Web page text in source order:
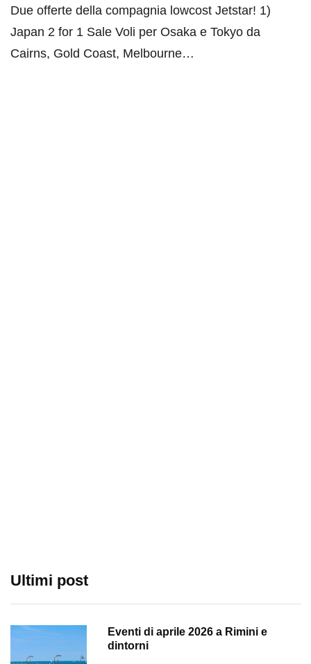
Due offerte della compagnia lowcost Jetstar! 1)
Japan 2 for 1 Sale Voli per Osaka e Tokyo da
Cairns, Gold Coast, Melbourne…
Ultimi post
Eventi di aprile 2026 a Rimini e
dintorni